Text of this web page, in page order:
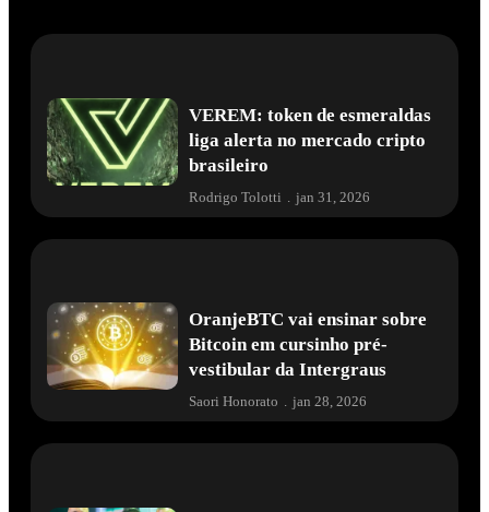
VEREM: token de esmeraldas
liga alerta no mercado cripto
brasileiro
Rodrigo Tolotti jan 31, 2026
OranjeBTC vai ensinar sobre
Bitcoin em cursinho pré-
vestibular da Intergraus
Saori Honorato . jan 28, 2026